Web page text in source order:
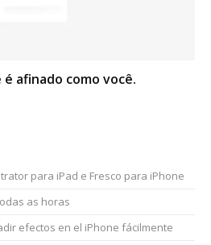
afinado como você.
para iPad e Fresco para iPhone
as horas
efectos en el iPhone fácilmente